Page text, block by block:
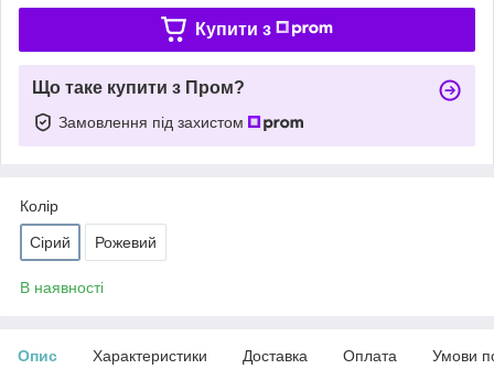
Купити з
Що таке купити з Пром?
Замовлення під захистом
Колір
Сірий Рожевий
В наявності
Опис Характеристики Доставка Оплата Умови